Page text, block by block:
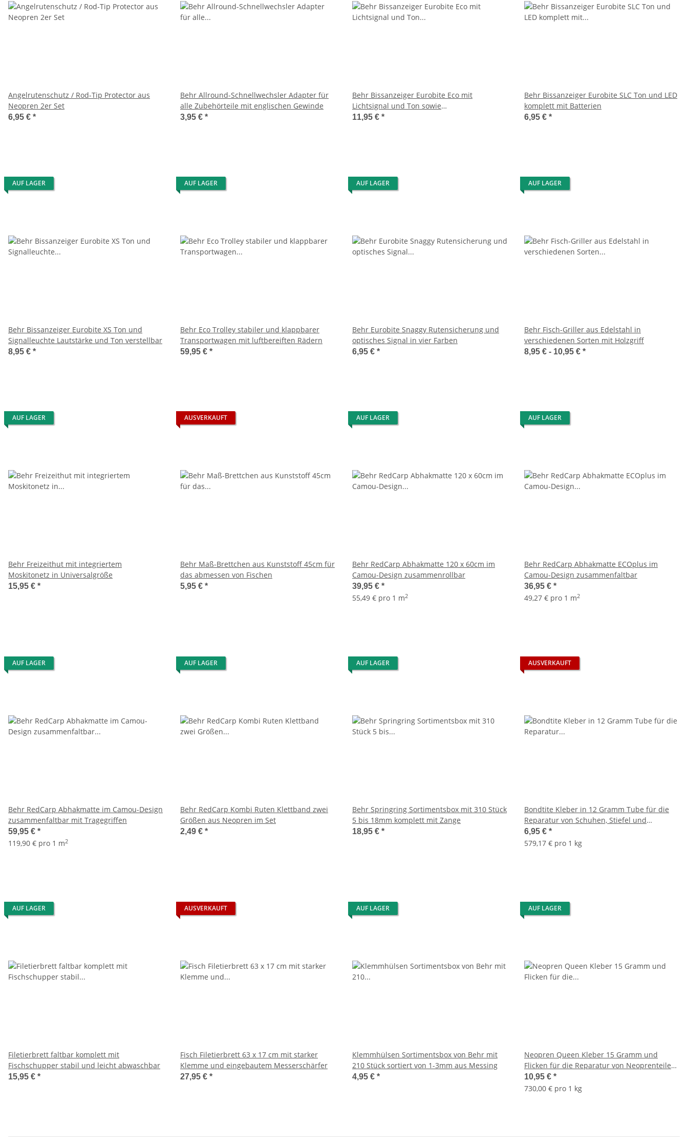
Angelrutenschutz / Rod-Tip Protector aus
Neopren 2er Set
6,95 € *
Behr Allround-Schnellwechsler Adapter für
alle Zubehörteile mit englischen Gewinde
3,95 € *
Behr Bissanzeiger Eurobite Eco mit
Lichtsignal und Ton sowie
Sounderboxanschluss
11,95 € *
Behr Bissanzeiger Eurobite SLC Ton und LED
komplett mit Batterien
6,95 € *
AUF LAGER
Behr Bissanzeiger Eurobite XS Ton und
Signalleuchte Lautstärke und Ton verstellbar
8,95 € *
AUF LAGER
Behr Eco Trolley stabiler und klappbarer
Transportwagen mit luftbereiften Rädern
59,95 € *
AUF LAGER
Behr Eurobite Snaggy Rutensicherung und
optisches Signal in vier Farben
6,95 € *
AUF LAGER
Behr Fisch-Griller aus Edelstahl in
verschiedenen Sorten mit Holzgriff
8,95 € - 10,95 € *
AUF LAGER
Behr Freizeithut mit integriertem
Moskitonetz in Universalgröße
15,95 € *
AUSVERKAUFT
Behr Maß-Brettchen aus Kunststoff 45cm für
das abmessen von Fischen
5,95 € *
AUF LAGER
Behr RedCarp Abhakmatte 120 x 60cm im
Camou-Design zusammenrollbar
39,95 € *
55,49 € pro 1 m2
AUF LAGER
Behr RedCarp Abhakmatte ECOplus im
Camou-Design zusammenfaltbar
36,95 € *
49,27 € pro 1 m2
AUF LAGER
Behr RedCarp Abhakmatte im Camou-Design
zusammenfaltbar mit Tragegriffen
59,95 € *
119,90 € pro 1 m2
AUF LAGER
Behr RedCarp Kombi Ruten Klettband zwei
Größen aus Neopren im Set
2,49 € *
AUF LAGER
Behr Springring Sortimentsbox mit 310 Stück
5 bis 18mm komplett mit Zange
18,95 € *
AUSVERKAUFT
Bondtite Kleber in 12 Gramm Tube für die
Reparatur von Schuhen, Stiefel und
weiterem
6,95 € *
579,17 € pro 1 kg
AUF LAGER
Filetierbrett faltbar komplett mit
Fischschupper stabil und leicht abwaschbar
15,95 € *
AUSVERKAUFT
Fisch Filetierbrett 63 x 17 cm mit starker
Klemme und eingebautem Messerschärfer
27,95 € *
AUF LAGER
Klemmhülsen Sortimentsbox von Behr mit
210 Stück sortiert von 1-3mm aus Messing
4,95 € *
AUF LAGER
Neopren Queen Kleber 15 Gramm und
Flicken für die Reparatur von Neoprenteilen
Wathosen Tauchanzügen
10,95 € *
730,00 € pro 1 kg